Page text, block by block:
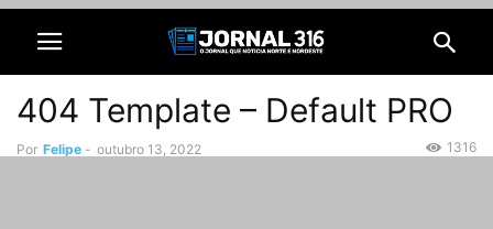
404 Template – Default PRO
Por Felipe - outubro 13, 2022 1316